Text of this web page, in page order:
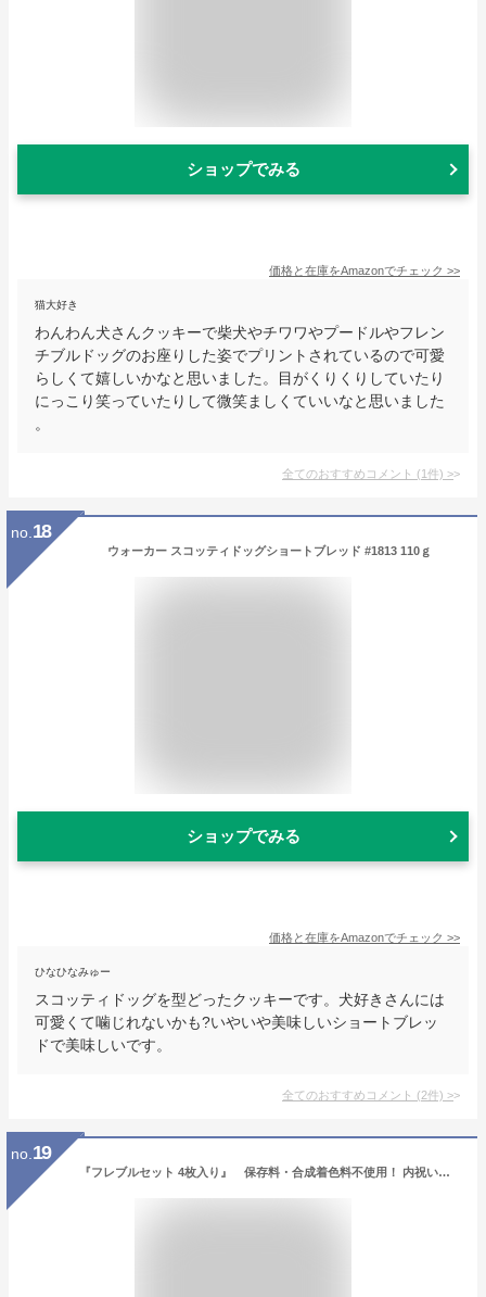
ショップでみる
価格と在庫をAmazonでチェック >>
猫大好き
わんわん犬さんクッキーで柴犬やチワワやプードルやフレン
チブルドッグのお座りした姿でプリントされているので可愛
らしくて嬉しいかなと思いました。目がくりくりしていたり
にっこり笑っていたりして微笑ましくていいなと思いました
。
全てのおすすめコメント (1件) >
no. 18
ウォーカー スコッティドッグショートブレッド #1813 110ｇ
ショップでみる
価格と在庫をAmazonでチェック >>
ひなひなみゅー
スコッティドッグを型どったクッキーです。犬好きさんには
可愛くて噛じれないかも?いやいや美味しいショートブレッ
ドで美味しいです。
全てのおすすめコメント (2件) >
no. 19
『フレブルセット 4枚入り』 保存料・合成着色料不使用！ 内祝い 出産祝い 箱入り 詰め合わせ 個包装 バターを使用し体に優しい天然素材で安心！素材・味・ルックスにこだわったかわいいクッキー ホワイトデー